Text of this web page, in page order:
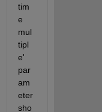
tim
e
mul
tipl
e'
par
am
eter
sho